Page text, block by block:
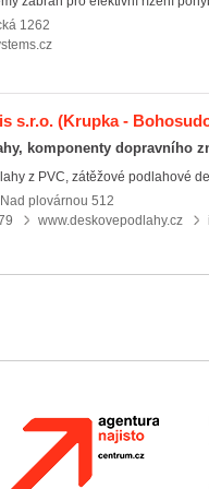
1262
s.r.o. (Krupka -
komponenty dopravního
z PVC, zátěžové podlahové
plovárnou 512
www.deskovepodlahy.cz